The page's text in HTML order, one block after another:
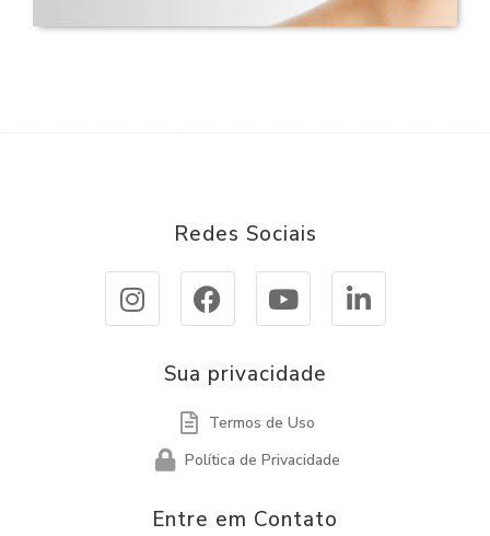
Entre em Contato
Redes Sociais
Sua privacidade
Termos de Uso
Política de Privacidade